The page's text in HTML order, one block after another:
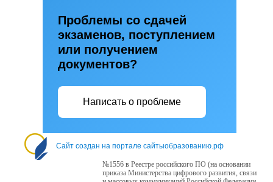
Проблемы со сдачей
экзаменов, поступлением
или получением
документов?
Написать о проблеме
Сайт создан на портале сайтыобразованию.рф
№1556 в Реестре российского ПО (на основании
приказа Министерства цифрового развития, связи